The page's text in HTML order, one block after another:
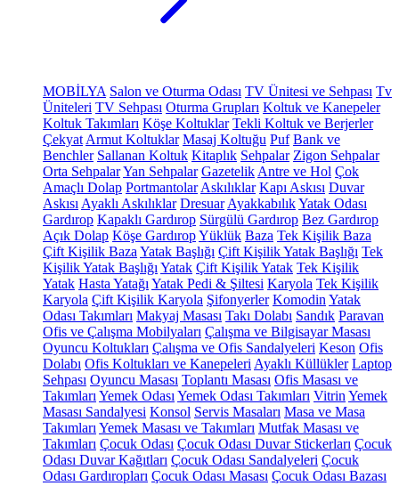
MOBİLYA Salon ve Oturma Odası TV Ünitesi ve Sehpası Tv
Üniteleri TV Sehpası Oturma Grupları Koltuk ve Kanepeler
Koltuk Takımları Köşe Koltuklar Tekli Koltuk ve Berjerler
Çekyat Armut Koltuklar Masaj Koltuğu Puf Bank ve
Benchler Sallanan Koltuk Kitaplık Sehpalar Zigon Sehpalar
Orta SehpalarYan Sehpalar Gazetelik Antre ve Hol Çok
Amaçlı Dolap Portmantolar Askılıklar Kapı Askısı Duvar
Askısı Ayaklı Askılıklar Dresuar AyakkabılıkYatak Odası
Gardırop Kapaklı Gardırop Sürgülü Gardırop Bez Gardırop
Açık Dolap Köşe GardıropYüklük Baza Tek Kişilik Baza
Çift Kişilik Baza Yatak Başlığı Çift Kişilik Yatak Başlığı Tek
Kişilik Yatak Başlığı Yatak Çift Kişilik Yatak Tek Kişilik
Yatak Hasta Yatağı Yatak Pedi & Şiltesi Karyola Tek Kişilik
Karyola Çift Kişilik Karyola Şifonyerler Komodin Yatak
Odası Takımları Makyaj Masası Takı Dolabı Sandık Paravan
Ofis ve Çalışma Mobilyaları Çalışma ve Bilgisayar Masası
Oyuncu Koltukları Çalışma ve Ofis Sandalyeleri Keson Ofis
Dolabı Ofis Koltukları ve Kanepeleri Ayaklı Küllükler Laptop
Sehpası Oyuncu Masası Toplantı Masası Ofis Masası ve
Takımları Yemek Odası Yemek Odası Takımları Vitrin Yemek
Masası Sandalyesi Konsol Servis Masaları Masa ve Masa
Takımları Yemek Masası ve Takımları Mutfak Masası ve
Takımları Çocuk Odası Çocuk Odası Duvar Stickerları Çocuk
Odası Duvar Kağıtları Çocuk Odası Sandalyeleri Çocuk
Odası Gardıropları Çocuk Odası Masası Çocuk Odası Bazası